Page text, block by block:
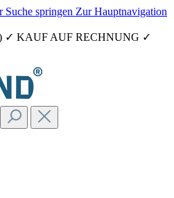
Suche springen Zur Hauptnavigation
✓ KAUF AUF RECHNUNG ✓